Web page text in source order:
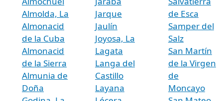
Almolda, La
Almonacid
de la Cuba
Almonacid
de la Sierra
Almunia de
Doña
Jarque
Jaulín
Joyosa, La
Lagata
Langa del
Castillo
Layana
de Esca
Samper del
Salz
San Martín
de la Virgen
de
Moncayo